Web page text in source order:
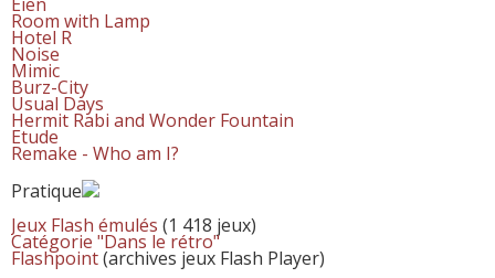
Room with Lamp
Hotel R
Noise
Mimic
Burz-City
Usual Days
Hermit Rabi and Wonder Fountain
Etude
Remake - Who am I?
Pratique
Jeux Flash émulés (1 418 jeux)
Catégorie "Dans le rétro"
Flashpoint(archives jeux Flash Player)